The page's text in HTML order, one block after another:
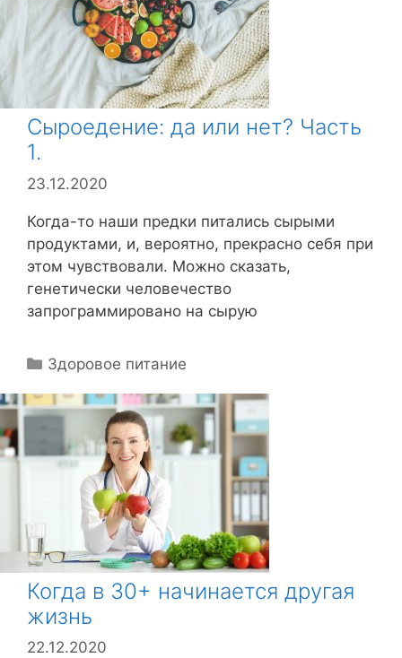
к
и
Сыроедение: да или нет? Часть
1.
23.12.2020
Когда-то наши предки питались сырыми
продуктами, и, вероятно, прекрасно себя при
этом чувствовали. Можно сказать,
генетически человечество
запрограммировано на сырую
Р
б
и
Здоровое питание
Когда в 30+ начинается другая
жизнь
22.12.2020